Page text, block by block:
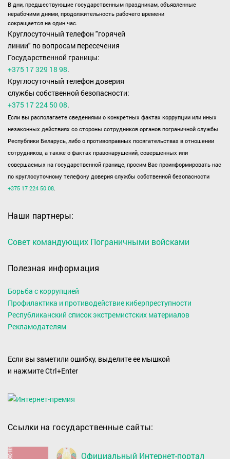
В дни, предшествующие государственным праздникам, объявленные
нерабочими днями, продолжительность рабочего времени
сокращается на один час.
Круглосуточный телефон "горячей
линии" по вопросам пересечения
Государственной границы:
+375 17 329 18 98.
Круглосуточный телефон доверия
службы собственной безопасности:
+375 17 224 50 08.
Если вы располагаете сведениями о конкретных фактах коррупции или иных
незаконных действиях со стороны сотрудников органов пограничной службы
Республики Беларусь, либо о противоправных посягательствах в отношении
сотрудников, а также о фактах правонарушений, совершенных или
совершаемых на государственной границе, просим Вас проинформировать нас
по круглосуточному телефону доверия службы собственной безопасности
+375 17 224 50 08.
Наши партнеры:
Совет командующих Пограничными войсками
Полезная информация
Борьба с коррупцией
Профилактика и противодействие киберпреступности
Республиканский список экстремистских материалов
Рекламодателям
Если вы заметили ошибку, выделите ее мышкой
и нажмите Ctrl+Enter
Ссылки на государственные сайты:
Официальный Интернет-портал